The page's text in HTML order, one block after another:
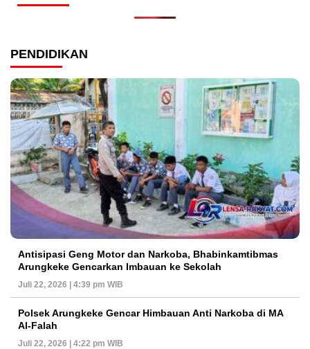
PENDIDIKAN
Antisipasi Geng Motor dan Narkoba, Bhabinkamtibmas
Arungkeke Gencarkan Imbauan ke Sekolah
Juli 22, 2026 | 4:39 pm WIB
Polsek Arungkeke Gencar Himbauan Anti Narkoba di MA
Al-Falah
Juli 22, 2026 | 4:22 pm WIB